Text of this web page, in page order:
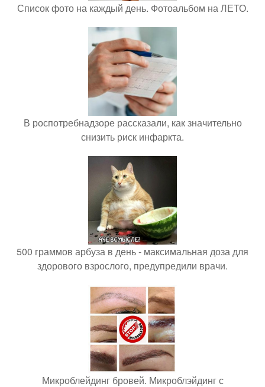
Список фото на каждый день. Фотоальбом на ЛЕТО.
В роспотребнадзоре рассказали, как значительно
снизить риск инфаркта.
500 граммов арбуза в день - максимальная доза для
здорового взрослого, предупредили врачи.
Микроблейдинг бровей. Микроблэйдинг с